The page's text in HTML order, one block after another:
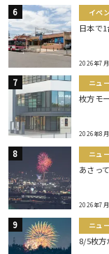
イベ
日本で
2026年7
ニュ
枚方モ
2026年8
ニュ
あさっ
2026年7
ニュ
8/5枚方